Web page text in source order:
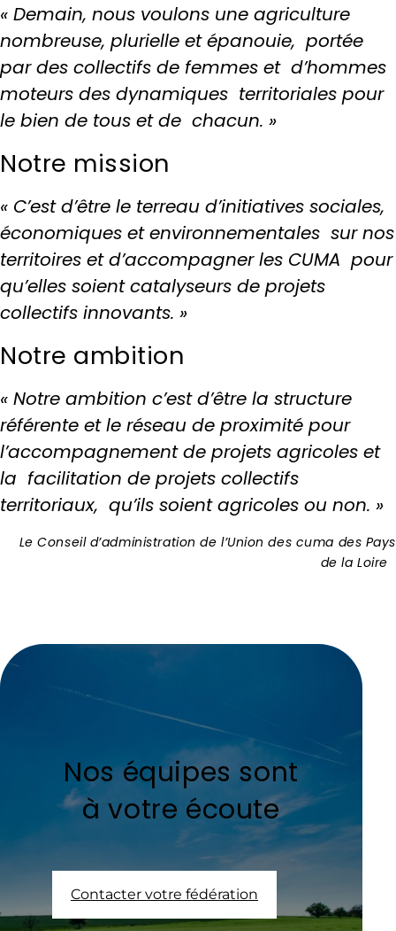
« Demain, nous voulons une agriculture
nombreuse, plurielle et épanouie, portée
par des collectifs de femmes et d’hommes
moteurs des dynamiques territoriales pour
le bien de tous et de chacun. »
Notre mission
« C’est d’être le terreau d’initiatives sociales,
économiques et environnementales sur nos
territoires et d’accompagner les CUMA pour
qu’elles soient catalyseurs de projets
collectifs innovants. »
Notre ambition
« Notre ambition c’est d’être la structure
référente et le réseau de proximité pour
l’accompagnement de projets agricoles et
la facilitation de projets collectifs
territoriaux, qu’ils soient agricoles ou non. »
Le Conseil d’administration de l’Union des cuma des Pays
de la Loire
Nos équipes sont
à votre écoute
Contacter votre fédération